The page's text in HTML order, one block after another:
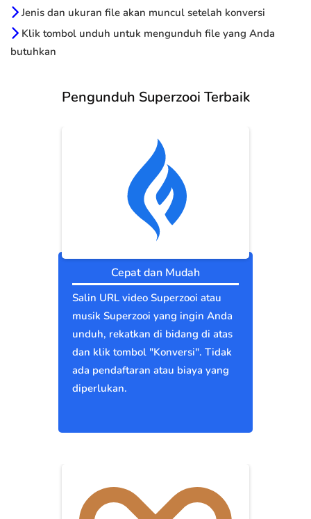
Jenis dan ukuran file akan muncul setelah konversi
Klik tombol unduh untuk mengunduh file yang Anda
butuhkan
Pengunduh Superzooi Terbaik
Cepat dan Mudah
Salin URL video Superzooi atau
musik Superzooi yang ingin Anda
unduh, rekatkan di bidang di atas
dan klik tombol "Konversi". Tidak
ada pendaftaran atau biaya yang
diperlukan.